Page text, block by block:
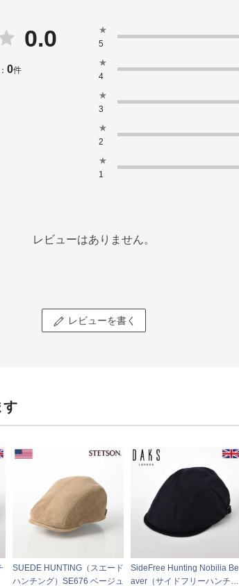
0.0
0件
★
5
★
4
★
3
★
2
★
1
レビューはありません。
レビューを書く
す
SUEDE HUNTING（スエード
ハンチング）SE676 ベージュ
SideFree Hunting Nobilia Be
aver（サイドフリーハンチン